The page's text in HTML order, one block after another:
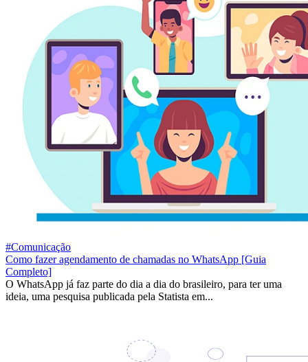
#Comunicação
Como fazer agendamento de chamadas no WhatsApp [Guia
Completo]
O WhatsApp já faz parte do dia a dia do brasileiro, para ter uma
ideia, uma pesquisa publicada pela Statista em...